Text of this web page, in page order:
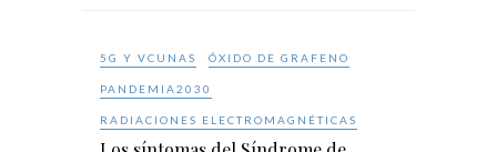
5G Y VCUNAS ÓXIDO DE GRAFENO
PANDEMIA2030
RADIACIONES ELECTROMAGNÉTICAS